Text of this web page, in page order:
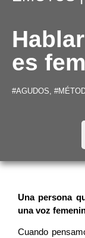
es
#AGUDOS
Una persona
una voz
Cuando